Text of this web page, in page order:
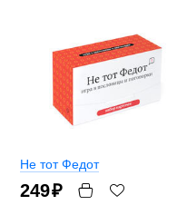
Не тот Федот
249₽